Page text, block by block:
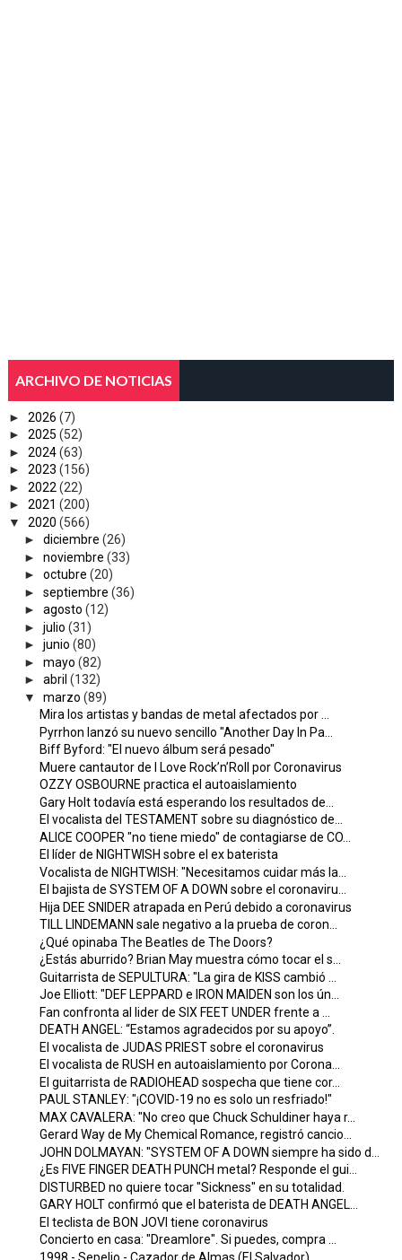
ARCHIVO DE NOTICIAS
► 2026 (7)
► 2025 (52)
► 2024(63)
► 2023 (156)
► 2022 (22)
► 2021 (200)
▼
2020 (566)
► diciembre (26)
► noviembre (33)
► octubre (20)
► septiembre (36)
► agosto (12)
► julio (31)
► junio (80)
► mayo (82)
► abril (132)
▼
marzo (89)
Mira los artistas y bandas de metal afectados por ...
Pyrrhon lanzó su nuevo sencillo "Another Day In Pa...
Biff Byford: "El nuevo álbum será pesado"
Muere cantautor de I Love Rock’n’Roll por Coronavirus
OZZY OSBOURNE practica el autoaislamiento
Gary Holt todavía está esperando los resultados de...
El vocalista del TESTAMENT sobre su diagnóstico de...
ALICE COOPER "no tiene miedo" de contagiarse de CO...
El líder de NIGHTWISH sobre el ex baterista
Vocalista de NIGHTWISH: "Necesitamos cuidar más la...
El bajista de SYSTEM OF A DOWN sobre el coronaviru...
Hija DEE SNIDER atrapada en Perú debido a coronavirus
TILL LINDEMANN sale negativo a la prueba de coron...
¿Qué opinaba The Beatles de The Doors?
¿Estás aburrido? Brian May muestra cómo tocar el s...
Guitarrista de SEPULTURA: "La gira de KISS cambió ...
Joe Elliott: "DEF LEPPARD e IRON MAIDEN son los ún...
Fan confronta al lider de SIX FEET UNDER frente a ...
DEATH ANGEL: “Estamos agradecidos por su apoyo”.
El vocalista de JUDAS PRIEST sobre el coronavirus
El vocalista de RUSH en autoaislamiento por Corona...
El guitarrista de RADIOHEAD sospecha que tiene cor...
PAUL STANLEY: "¡COVID-19 no es solo un resfriado!"
MAX CAVALERA: "No creo que Chuck Schuldiner haya r...
Gerard Way de My Chemical Romance, registró cancio...
JOHN DOLMAYAN: "SYSTEM OF A DOWN siempre ha sido d...
¿Es FIVE FINGER DEATH PUNCH metal? Responde el gui...
DISTURBED no quiere tocar "Sickness" en su totalidad.
GARY HOLT confirmó que el baterista de DEATH ANGEL...
El teclista de BON JOVI tiene coronavirus
Concierto en casa: "Dreamlore". Si puedes, compra ...